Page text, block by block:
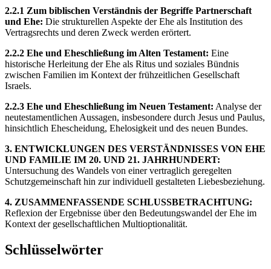
2.2.1 Zum biblischen Verständnis der Begriffe Partnerschaft
und Ehe: Die strukturellen Aspekte der Ehe als Institution des
Vertragsrechts und deren Zweck werden erörtert.
2.2.2 Ehe und Eheschließung im Alten Testament: Eine
historische Herleitung der Ehe als Ritus und soziales Bündnis
zwischen Familien im Kontext der frühzeitlichen Gesellschaft
Israels.
2.2.3 Ehe und Eheschließung im Neuen Testament: Analyse der
neutestamentlichen Aussagen, insbesondere durch Jesus und Paulus,
hinsichtlich Ehescheidung, Ehelosigkeit und des neuen Bundes.
3. ENTWICKLUNGEN DES VERSTÄNDNISSES VON EHE
UND FAMILIE IM 20. UND 21. JAHRHUNDERT:
Untersuchung des Wandels von einer vertraglich geregelten
Schutzgemeinschaft hin zur individuell gestalteten Liebesbeziehung.
4. ZUSAMMENFASSENDE SCHLUSSBETRACHTUNG:
Reflexion der Ergebnisse über den Bedeutungswandel der Ehe im
Kontext der gesellschaftlichen Multioptionalität.
Schlüsselwörter